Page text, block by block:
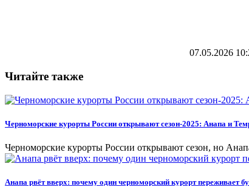
07.05.2026
Читайте также
Черноморские курорты России открывают сезон-2025: Анапа и
Черноморские курорты России открывают сезон, но
Анапа рвёт вверх: почему один черноморский курорт переживает